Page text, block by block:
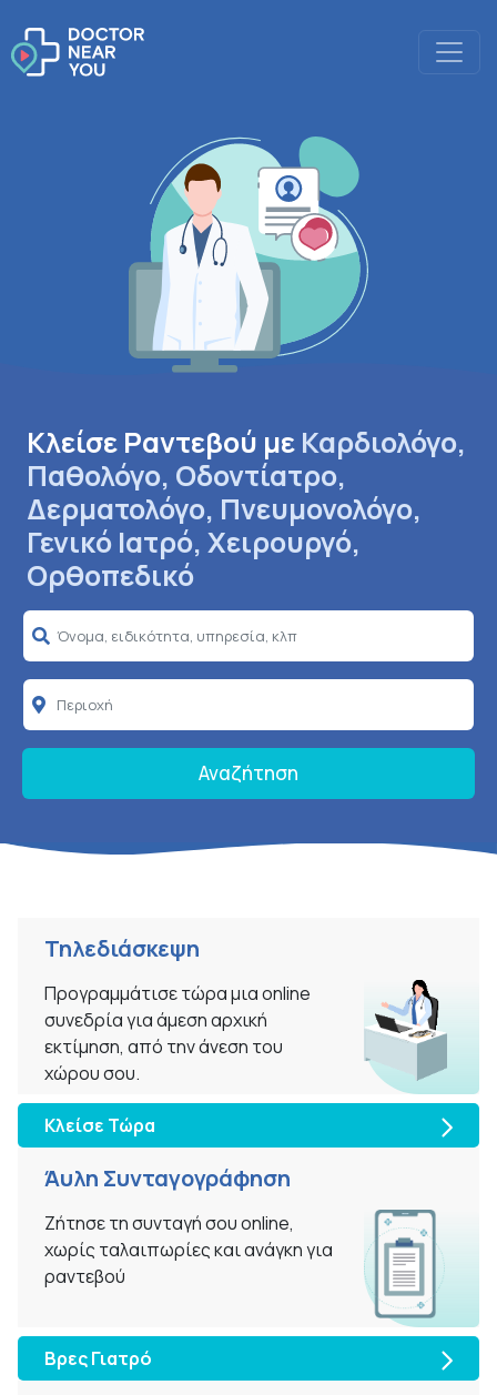
Κλείσε Ραντεβού με Καρδιολόγο,
Παθολόγο, Οδοντίατρο,
Δερματολόγο, Πνευμονολόγο,
Γενικό Ιατρό, Χειρουργό,
Ορθοπεδικό
Αναζήτηση
Τηλεδιάσκεψη
Προγραμμάτισε τώρα μια online
συνεδρία για άμεση αρχική
εκτίμηση, από την άνεση του
χώρου σου.
Kλείσε Τώρα
Άυλη Συνταγογράφηση
Ζήτησε τη συνταγή σου online,
χωρίς ταλαιπωρίες και ανάγκη για
ραντεβού
Βρες Γιατρό